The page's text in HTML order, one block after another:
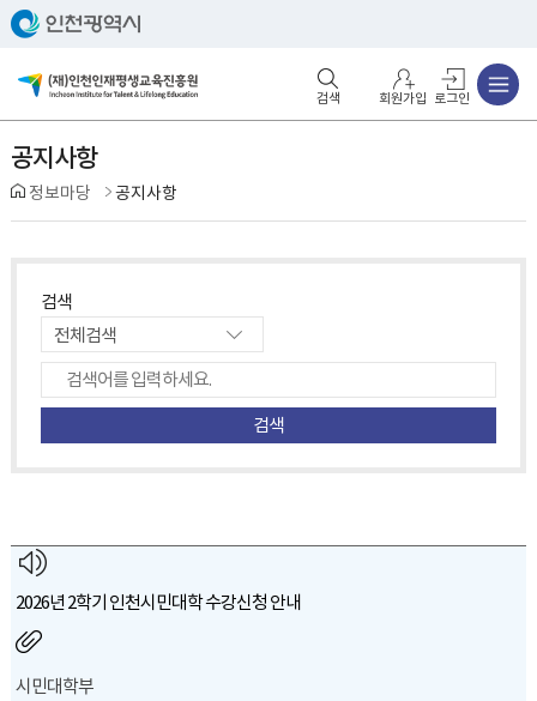
회원가입 로그인
공지사항
정보마당 공지사항
검색
2026년 2학기 인천시민대학 수강신청 안내
시민대학부